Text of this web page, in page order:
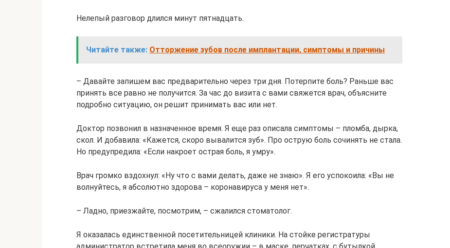
Нелепый разговор длился минут пятнадцать.
Читайте также: Отторжение зубов после имплантации, симптомы и причины
– Давайте запишем вас предварительно через три дня. Потерпите боль? Раньше вас
принять все равно не получится. За час до визита с вами свяжется врач, объясните
подробно ситуацию, он решит принимать вас или нет.
Доктор позвонил в назначенное время. Я еще раз описала симптомы – пломба, дырка,
скол. И добавила: «Кажется, скоро вывалится зуб». Про острую боль сочинять не стала.
Но предупредила: «Если накроет острая боль, я умру».
Врач громко вздохнул: «Ну что с вами делать, даже не знаю». Я его успокоила: «Вы не
волнуйтесь, я абсолютно здорова – коронавируса у меня нет».
– Ладно, приезжайте, посмотрим, – сжалился стоматолог.
Я оказалась единственной посетительницей клиники. На стойке регистратуры